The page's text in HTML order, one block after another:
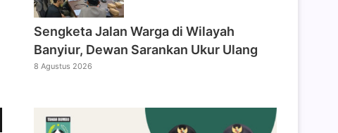
Sengketa Jalan Warga di Wilayah
Banyiur, Dewan Sarankan Ukur Ulang
8 Agustus 2026